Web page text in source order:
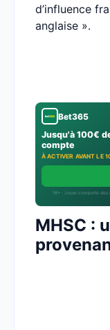
d’influence
anglaise ».
Bet365
Jusqu'à 100€
compte
À ACTIVER AVANT LE
18+ · Jouer comporte
MHSC :